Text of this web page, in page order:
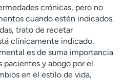
crónicas, pero no
cuando estén indicados.
trato de recetar
clínicamente indicado.
es de suma importancia
pacientes y abogo por el
en el estilo de vida,